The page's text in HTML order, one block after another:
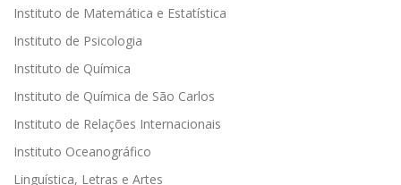
Instituto de Matemática e Estatística
Instituto de Psicologia
Instituto de Química
Instituto de Química de São Carlos
Instituto de Relações Internacionais
Instituto Oceanográfico
Linguística, Letras e Artes